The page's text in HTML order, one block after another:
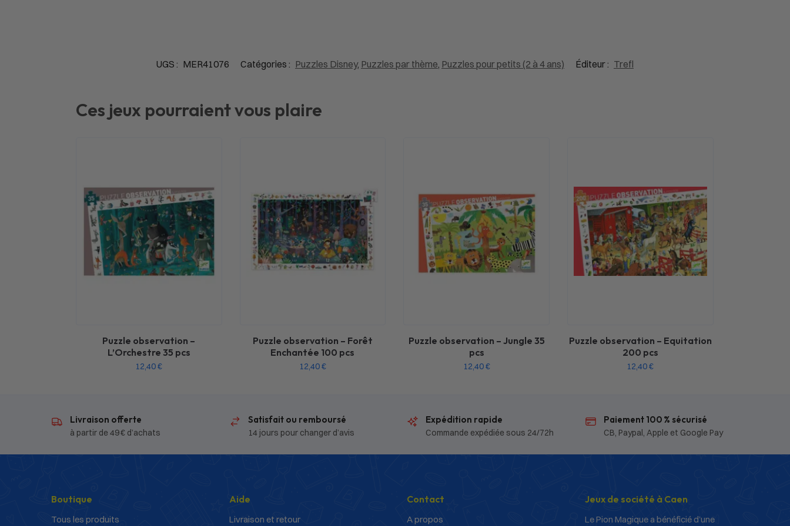
UGS : MER41076 Catégories : Puzzles Disney, Puzzles par thème, Puzzles pour petits (2 à 4 ans) Éditeur : Trefl
Ces jeux pourraient vous plaire
Puzzle observation –
L’Orchestre 35 pcs
12,40€
Puzzle observation – Forêt
Enchantée 100 pcs
12,40€
Puzzle observation – Jungle 35
pcs
12,40€
Puzzle observation – Equitation
200 pcs
12,40€
Livraison offerte
à partir de 49 € d’achats
Satisfait ou remboursé
14 jours pour changer d’avis
Expédition rapide
Commande expédiée sous 24/72h
Paiement 100 % sécurisé
CB, Paypal, Apple et Google Pay
Boutique
Tous les produits
Aide
Livraison et retour
Contact
A propos
Jeux de société à Caen
Le Pion Magique a bénéficié d’une